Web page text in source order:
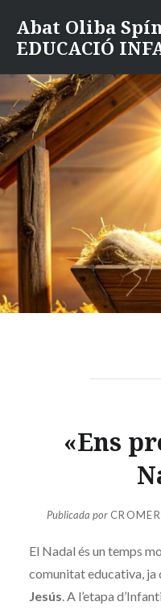
contenido
Abat Oliba
EDUCACIÓ
«Ens
Publicada por
El Nadal és un temps
comunitat educativa, ja
Jesús. A l’etapa